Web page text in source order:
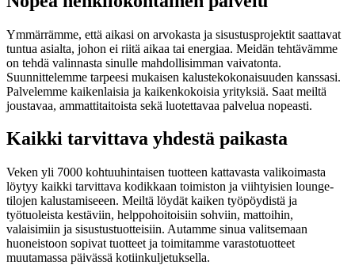
Ymmärrämme, että aikasi on arvokasta ja sisustusprojektit saattavat
tuntua asialta, johon ei riitä aikaa tai energiaa. Meidän tehtävämme
on tehdä valinnasta sinulle mahdollisimman vaivatonta.
Suunnittelemme tarpeesi mukaisen kalustekokonaisuuden kanssasi.
Palvelemme kaikenlaisia ja kaikenkokoisia yrityksiä. Saat meiltä
joustavaa, ammattitaitoista sekä luotettavaa palvelua nopeasti.
Kaikki tarvittava yhdestä paikasta
Veken yli 7000 kohtuuhintaisen tuotteen kattavasta valikoimasta
löytyy kaikki tarvittava kodikkaan toimiston ja viihtyisien lounge-
tilojen kalustamiseeen. Meiltä löydät kaiken työpöydistä ja
työtuoleista kestäviin, helppohoitoisiin sohviin, mattoihin,
valaisimiin ja sisustustuotteisiin. Autamme sinua valitsemaan
huoneistoon sopivat tuotteet ja toimitamme varastotuotteet
muutamassa päivässä kotiinkuljetuksella.